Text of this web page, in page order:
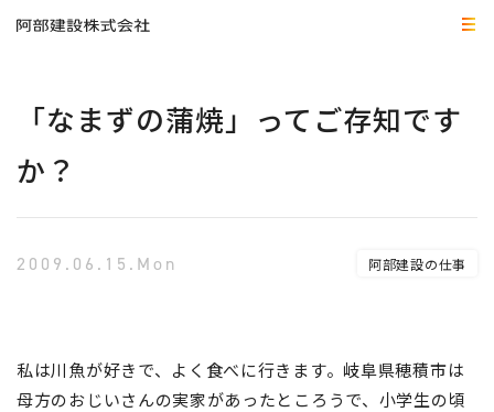
「なまずの蒲焼」ってご存知です
か？
2009.06.15.Mon 阿部建設の仕事
私は川魚が好きで、よく食べに行きます。岐阜県穂積市は
母方のおじいさんの実家があったところうで、小学生の頃